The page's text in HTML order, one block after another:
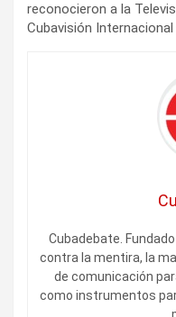
reconocieron a la
Cubavisión Internacional
Cubadebate.
contra la mentira, la
de comunicación
como instrumentos